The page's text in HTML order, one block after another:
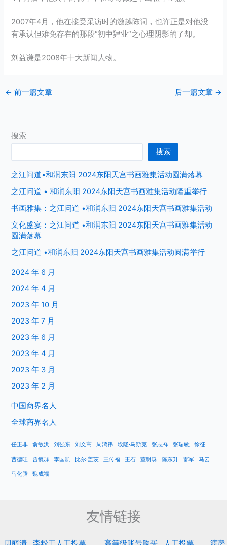
2007年4月，他在接受采访时的激越陈词，也许正是对他没
有承认但难免存在的那段“初中肄业”之心理阴影的了却。
刘益谦是2008年十大新闻人物。
← 前一篇文章 后一篇文章 →
搜索
搜索
之江问道•和润东阳 2024东阳天宫书画雅集活动圆满落幕
之江问道 • 和润东阳 2024东阳天宫书画雅集活动隆重举行
书画雅集：之江问道 •和润东阳 2024东阳天宫书画雅集活动
文化盛宴：之江问道 •和润东阳 2024东阳天宫书画雅集活动
圆满落幕
之江问道 •和润东阳 2024东阳天宫书画雅集活动圆满举行
2024 年 6 月
2024 年 4 月
2023 年 10 月
2023 年 7 月
2023 年 6 月
2023 年 4 月
2023 年 3 月
2023 年 2 月
中国商界名人
全球商界名人
任正非 俞敏洪 刘强东 刘文高 周鸿祎 埃隆·马斯克 张志祥 张瑞敏 徐征
曹德旺 曾毓群 李国凯 比尔·盖茨 王传福 王石 董明珠 陈东升 雷军 马云
马化腾 魏成福
友情链接